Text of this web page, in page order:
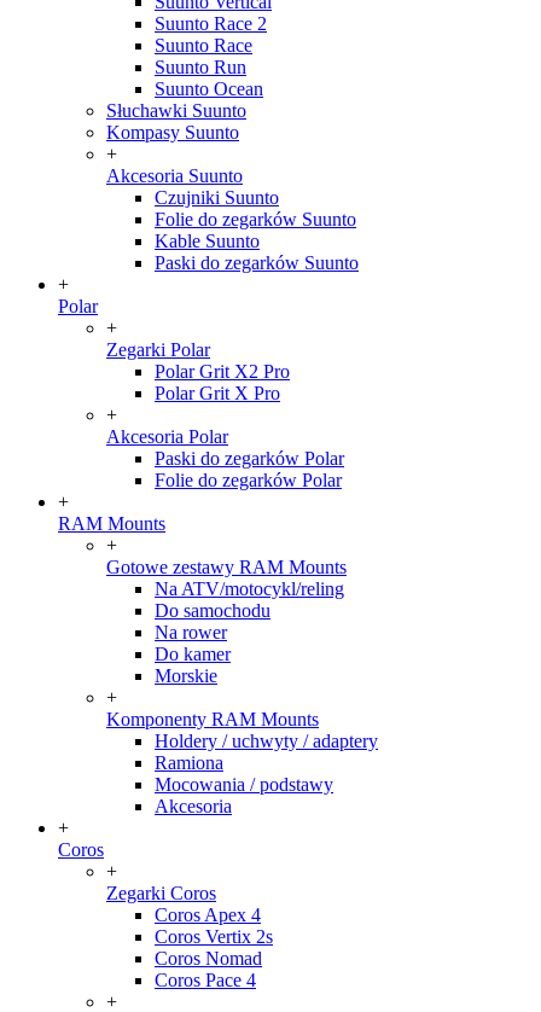
Suunto Race 2
Suunto Race
Suunto Run
Suunto Ocean
Słuchawki Suunto
Kompasy Suunto
+
Akcesoria Suunto
Czujniki Suunto
Folie do zegarków Suunto
Kable Suunto
Paski do zegarków Suunto
+
Polar
+
Zegarki Polar
Polar Grit X2 Pro
Polar Grit X Pro
+
Akcesoria Polar
Paski do zegarków Polar
Folie do zegarków Polar
+
RAM Mounts
+
Gotowe zestawy RAM Mounts
Na ATV/motocykl/reling
Do samochodu
Na rower
Do kamer
Morskie
+
Komponenty RAM Mounts
Holdery / uchwyty / adaptery
Ramiona
Mocowania / podstawy
Akcesoria
+
Coros
+
Zegarki Coros
Coros Apex 4
Coros Vertix 2s
Coros Nomad
Coros Pace 4
+